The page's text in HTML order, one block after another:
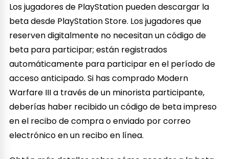
Los jugadores de PlayStation pueden descargar la
beta desde PlayStation Store. Los jugadores que
reserven digitalmente no necesitan un código de
beta para participar; están registrados
automáticamente para participar en el período de
acceso anticipado. Si has comprado Modern
Warfare III a través de un minorista participante,
deberías haber recibido un código de beta impreso
en el recibo de compra o enviado por correo
electrónico en un recibo en línea.